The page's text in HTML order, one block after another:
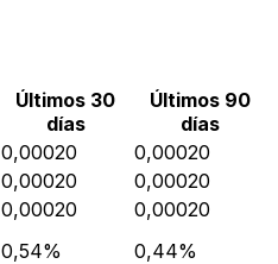
Últimos 30
días
Últimos 90
días
0,00020
0,00020
0,00020
0,00020
0,00020
0,00020
0,54% 0,44%